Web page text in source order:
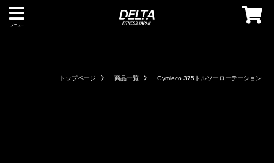
メニュー
トップページ 商品一覧 Gymleco 375トルソーローテーション